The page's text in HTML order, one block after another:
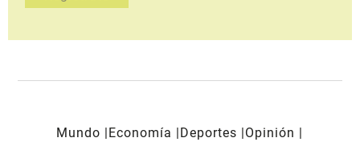
Mundo Economía Deportes
Opinión